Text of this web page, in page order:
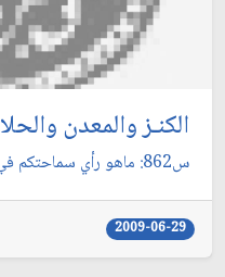
الكنـز والمعدن
س862: ماهو رأي سماحتكم في الكنز الذي يعثر عليه الأشخاص ...
2009-06-29